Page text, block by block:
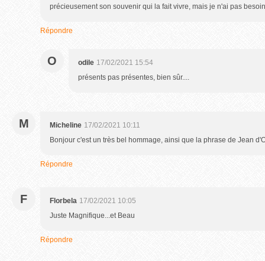
précieusement son souvenir qui la fait vivre, mais je n'ai pas
Répondre
O odile 17/02/2021 15:54
présents pas présentes, bien sûr....
M Micheline 17/02/2021 10:11
Bonjour c'est un très bel hommage, ainsi que la phrase de Jean
Répondre
F Florbela 17/02/2021 10:05
Juste Magnifique...et Beau
Répondre